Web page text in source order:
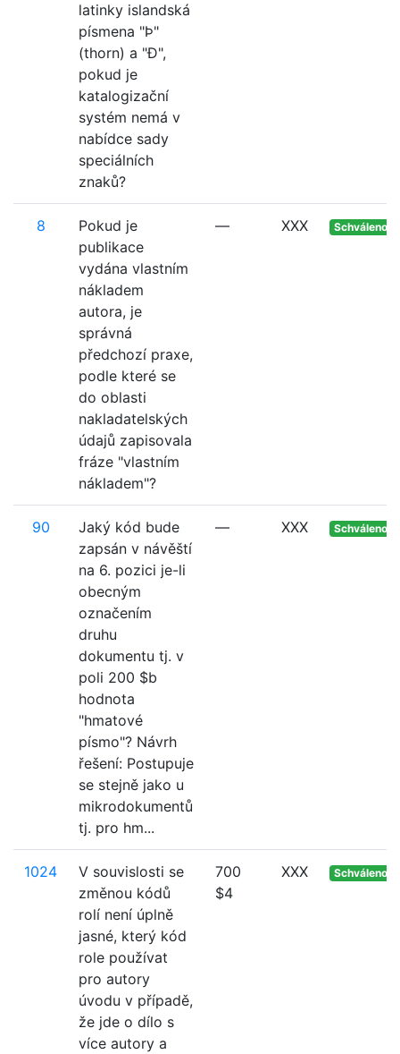
latinky islandská
písmena "Þ"
(thorn) a "Ð",
pokud je
katalogizační
systém nemá v
nabídce sady
speciálních
znaků?
8
Pokud je
publikace
vydána vlastním
nákladem
autora, je
správná
předchozí praxe,
podle které se
do oblasti
nakladatelských
údajů zapisovala
fráze "vlastním
nákladem"?
— XXX Schváleno
90
Jaký kód bude
zapsán v návěští
na 6. pozici je-li
obecným
označením
druhu
dokumentu tj. v
poli 200 $b
hodnota
"hmatové
písmo"? Návrh
řešení: Postupuje
se stejně jako u
mikrodokumentů
tj. pro hm...
— XXX Schváleno
1024
V souvislosti se
změnou kódů
rolí není úplně
jasné, který kód
role používat
pro autory
úvodu v případě,
že jde o dílo s
více autory a
700
$4
XXX Schváleno